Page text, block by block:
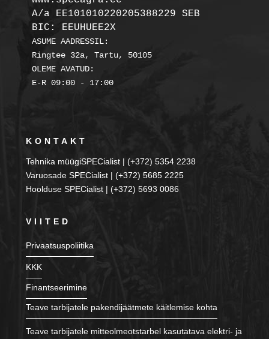
A/a EE101010220205388229 SEB
BIC: EEUHUEE2X
ASUME AADRESSIL:
Ringtee 32a, Tartu, 50105
OLEME AVATUD:
E-R 09:00 - 17:00
KONTAKT
Tehnika müügiSPECialist | (+372) 5354 2238
Varuosade SPECialist | (+372) 5685 2225
Hoolduse SPECialist | (+372) 5693 0086
VIITED
Privaatsuspoliitika
KKK
Finantseerimine
Teave tarbijatele pakendijäätmete käitlemise kohta
Teave tarbijatele mitteolmeotstarbel kasutatava elektri- ja